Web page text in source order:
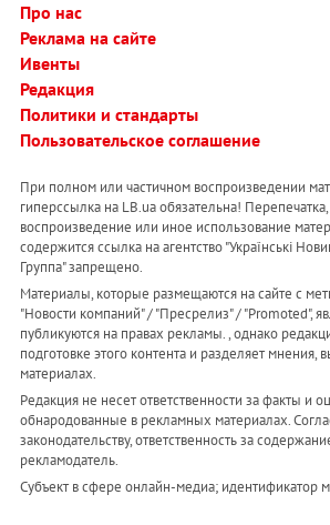
Про нас
Реклама на сайте
Ивенты
Редакция
Политики и стандарты
Пользовательское соглашение
При полном или частичном воспроизведении
гиперссылка на LB.ua обязательна!
воспроизведение или иное использование
содержится ссылка на агентство "Українськi
Группа" запрещено.
Материалы, которые размещаются на сайте с
"Новости компаний" / "Пресрелиз" / "Promoted",
публикуются на правах рекламы. , однако
подготовке этого контента и разделяет мнения,
материалах.
Редакция не несет ответственности за факты и
обнародованные в рекламных материалах.
законодательству, ответственность за
рекламодатель.
Субъект в сфере онлайн-медиа; идентификатор